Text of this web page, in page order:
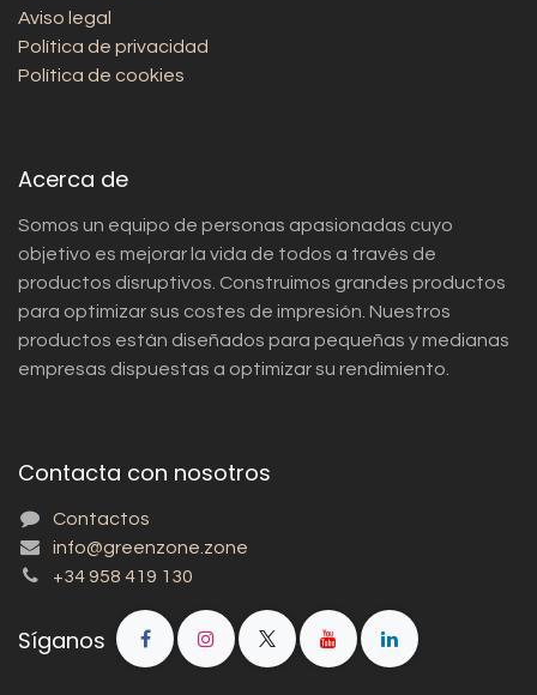
Aviso legal
Política de privacidad
Política de cookies
Acerca de
Somos un equipo de personas apasionadas cuyo
objetivo es mejorar la vida de todos a través de
productos disruptivos. Construimos grandes productos
para optimizar sus costes de impresión. Nuestros
productos están diseñados para pequeñas y medianas
empresas dispuestas a optimizar su rendimiento.
Contacta con nosotros
Contactos
info@greenzone.zone
+34 958 419 130
Síganos